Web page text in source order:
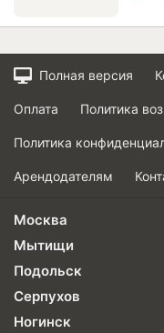
Полная версия
Оплата Политика
Политика
Арендодателям
Москва
Мытищи
Подольск
Серпухов
Ногинск